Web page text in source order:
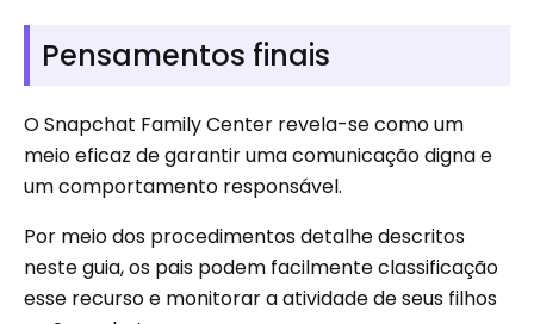
Pensamentos finais
O Snapchat Family Center revela-se como um
meio eficaz de garantir uma comunicação digna e
um comportamento responsável.
Por meio dos procedimentos detalhe descritos
neste guia, os pais podem facilmente classificação
esse recurso e monitorar a atividade de seus filhos